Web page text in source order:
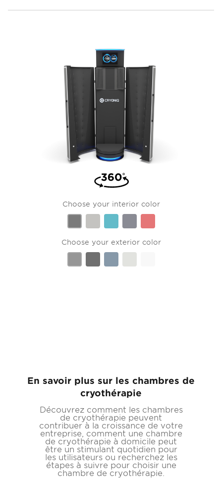
En savoir plus sur les chambres de
cryothérapie
Découvrez comment les chambres
de cryothérapie peuvent
contribuer à la croissance de votre
entreprise, comment une chambre
de cryothérapie à domicile peut
être un stimulant quotidien pour
les utilisateurs ou recherchez les
étapes à suivre pour choisir une
chambre de cryothérapie.